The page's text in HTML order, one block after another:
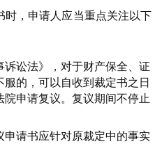
，申请人应当重点关注以下
诉讼法》，对于财产保全、证
的，可以自收到裁定书之日
申请复议。复议期间不停止
申请书应针对原裁定中的事实